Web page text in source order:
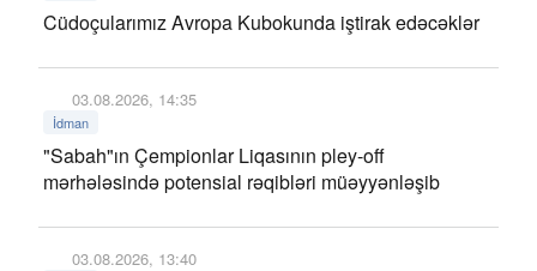
Cüdoçularımız Avropa Kubokunda iştirak edəcəklər
03.08.2026, 14:35
İdman
"Sabah"ın Çempionlar Liqasının pley-off
mərhələsində potensial rəqibləri müəyyənləşib
03.08.2026, 13:40